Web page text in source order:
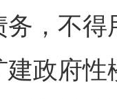
，不
政府